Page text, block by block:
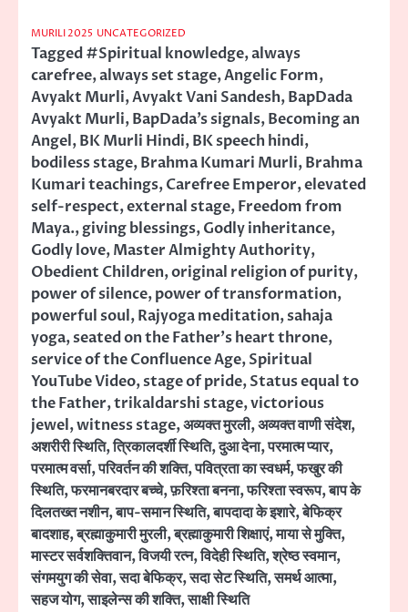
MURILI 2025 UNCATEGORIZED
Tagged#Spiritual knowledge,always
carefree,always set stage,Angelic Form,
Avyakt Murli,Avyakt Vani Sandesh,BapDada
Avyakt Murli,BapDada’s signals,Becoming an
Angel,BK Murli Hindi,BK speech hindi,
bodiless stage,Brahma Kumari Murli,Brahma
Kumari teachings,Carefree Emperor,elevated
self-respect,external stage,Freedom from
Maya.,giving blessings,Godly inheritance,
Godly love,Master Almighty Authority,
Obedient Children,original religion of purity,
power of silence,power of transformation,
powerful soul,Rajyoga meditation,sahaja
yoga,seated on the Father's heart throne,
service of the Confluence Age,Spiritual
YouTube Video,stage of pride,Status equal to
the Father,trikaldarshi stage,victorious
jewel,witness stage,अव्यक्त मुरली,अव्यक्त वाणी संदेश,
अशरीरी स्थिति,त्रिकालदर्शी स्थिति,दुआ देना,परमात्म प्यार,
परमात्म वर्सा,परिवर्तन की शक्ति,पवित्रता का स्वधर्म,फखुर की
स्थिति,फरमानबरदार बच्चे,फ़रिश्ता बनना,फरिश्ता स्वरूप,बाप के
दिलतख्त नशीन,बाप-समान स्थिति,बापदादा के इशारे,बेफिक्र
बादशाह,ब्रह्माकुमारी मुरली,ब्रह्माकुमारी शिक्षाएं,माया से मुक्ति,
मास्टर सर्वशक्तिवान,विजयी रत्न,विदेही स्थिति,श्रेष्ठ स्वमान,
संगमयुग की सेवा,सदा बेफिक्र,सदा सेट स्थिति,समर्थ आत्मा,
सहज योग,साइलेन्स की शक्ति,साक्षी स्थिति